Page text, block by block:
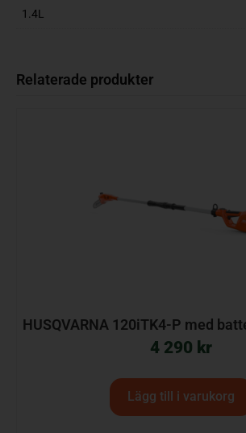
1.4L
Relaterade produkter
HUSQVARNA 120iTK4-P med
4 290 kr
Lägg till i varukorg